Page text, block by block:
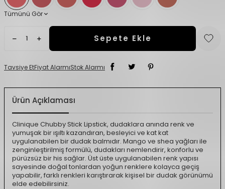
Tümünü Gör
Sepete Ekle
Tavsiye EtFiyat AlarmıStok Alarmı
Ürün Açıklaması
Clinique Chubby Stick Lipstick, dudaklara anında renk ve
yumuşak bir ışıltı kazandıran, besleyici ve kat kat
uygulanabilen bir dudak balmıdır. Mango ve shea yağları ile
zenginleştirilmiş formülü, dudakları nemlendirir, konforlu ve
pürüzsüz bir his sağlar. Üst üste uygulanabilen renk yapısı
sayesinde doğal tonlardan yoğun renklere kolayca geçiş
yapabilir, farklı renkleri karıştırarak kişisel bir dudak görünümü
elde edebilirsiniz.